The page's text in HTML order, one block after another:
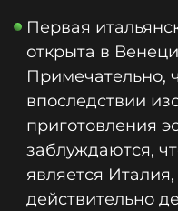
Первая
открыта в
Примечательно,
впоследствии
приготовления
заблуждаются,
является Италия,
действительно